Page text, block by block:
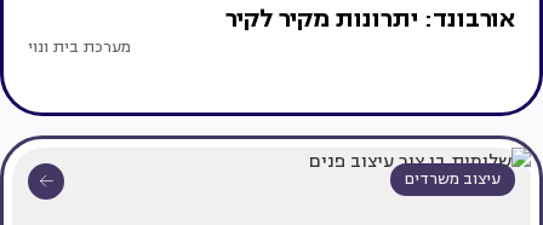
אורבונד: יתרונות מקיר לקיר
מערכת בית ונוי
עיצוב משרדים